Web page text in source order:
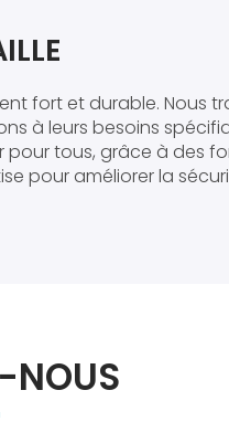
fort et durable. Nous
à leurs besoins
pour tous, grâce à des
pour améliorer la
NOUS